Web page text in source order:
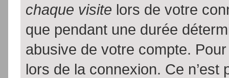
chaque visite lors de votre
que pendant une durée
abusive de votre compte.
lors de la connexion. Ce